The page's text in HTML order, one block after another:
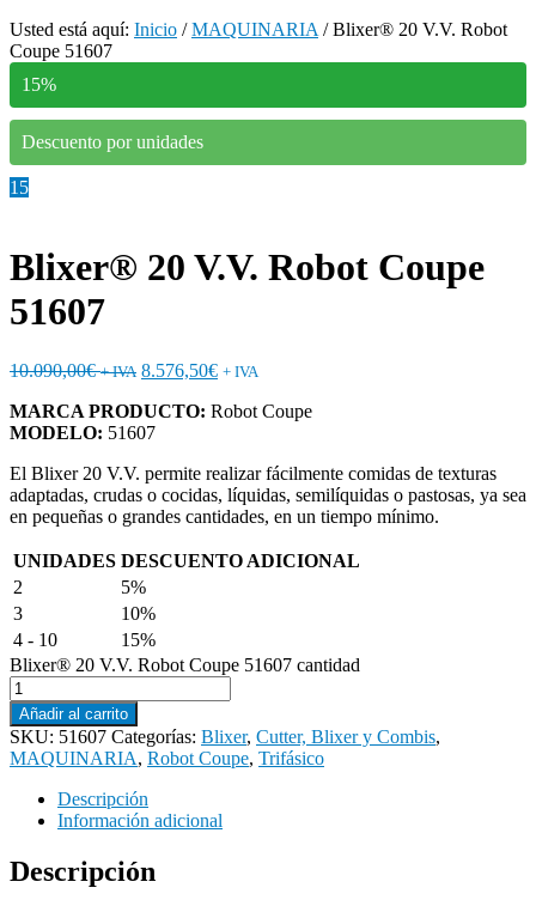
Usted está aquí: Inicio / MAQUINARIA /Blixer® 20 V.V. Robot
Coupe 51607
15%
Descuento por unidades
15
Blixer® 20 V.V. Robot Coupe
51607
10.090,00€ + IVA 8.576,50€ + IVA
MARCA PRODUCTO: Robot Coupe
MODELO: 51607
El Blixer 20 V.V. permite realizar fácilmente comidas de texturas
adaptadas, crudas o cocidas, líquidas, semilíquidas o pastosas, ya sea
en pequeñas o grandes cantidades, en un tiempo mínimo.
UNIDADES DESCUENTO ADICIONAL
2
5%
3
10%
4 - 10
15%
Blixer® 20 V.V. Robot Coupe 51607 cantidad
Añadir al carrito
SKU: 51607 Categorías: Blixer, Cutter, Blixer y Combis,
MAQUINARIA, Robot Coupe, Trifásico
Descripción
Información adicional
Descripción